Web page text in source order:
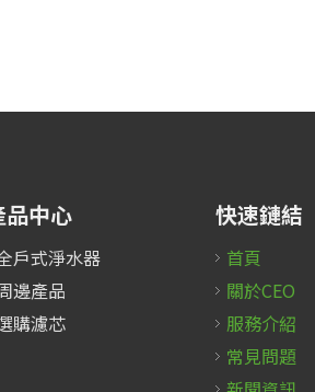
品中心
戶式淨水器
邊產品
購濾芯
快速鏈結
首頁
關於CEO
服務介紹
常見問題